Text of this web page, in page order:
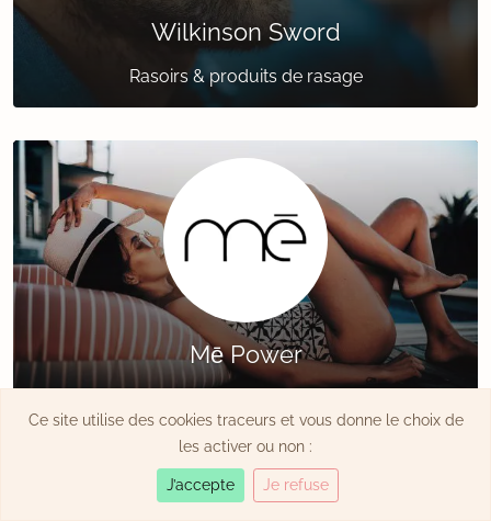
Wilkinson Sword
Rasoirs & produits de rasage
Mē Power
Ce site utilise des cookies traceurs et vous donne le choix de
les activer ou non :
J’accepte Je refuse